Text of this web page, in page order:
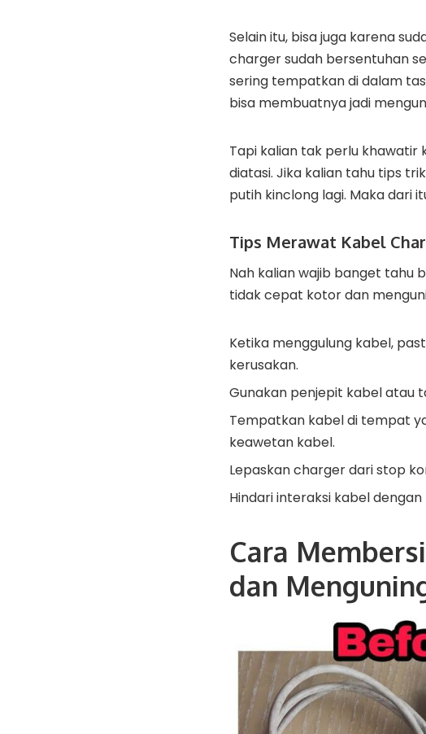
Selain itu, bisa juga karena
charger sudah bersentuhan
sering tempatkan di dalam
bisa membuatnya jadi
Tapi kalian tak perlu khawatir
diatasi. Jika kalian tahu tips
putih kinclong lagi. Maka dari
Tips Merawat Kabel
Nah kalian wajib banget tahu
tidak cepat kotor dan
Ketika menggulung kabel,
kerusakan.
Gunakan penjepit kabel atau
Tempatkan kabel di tempat
keawetan kabel.
Lepaskan charger dari stop
Hindari interaksi kabel
Cara
dan